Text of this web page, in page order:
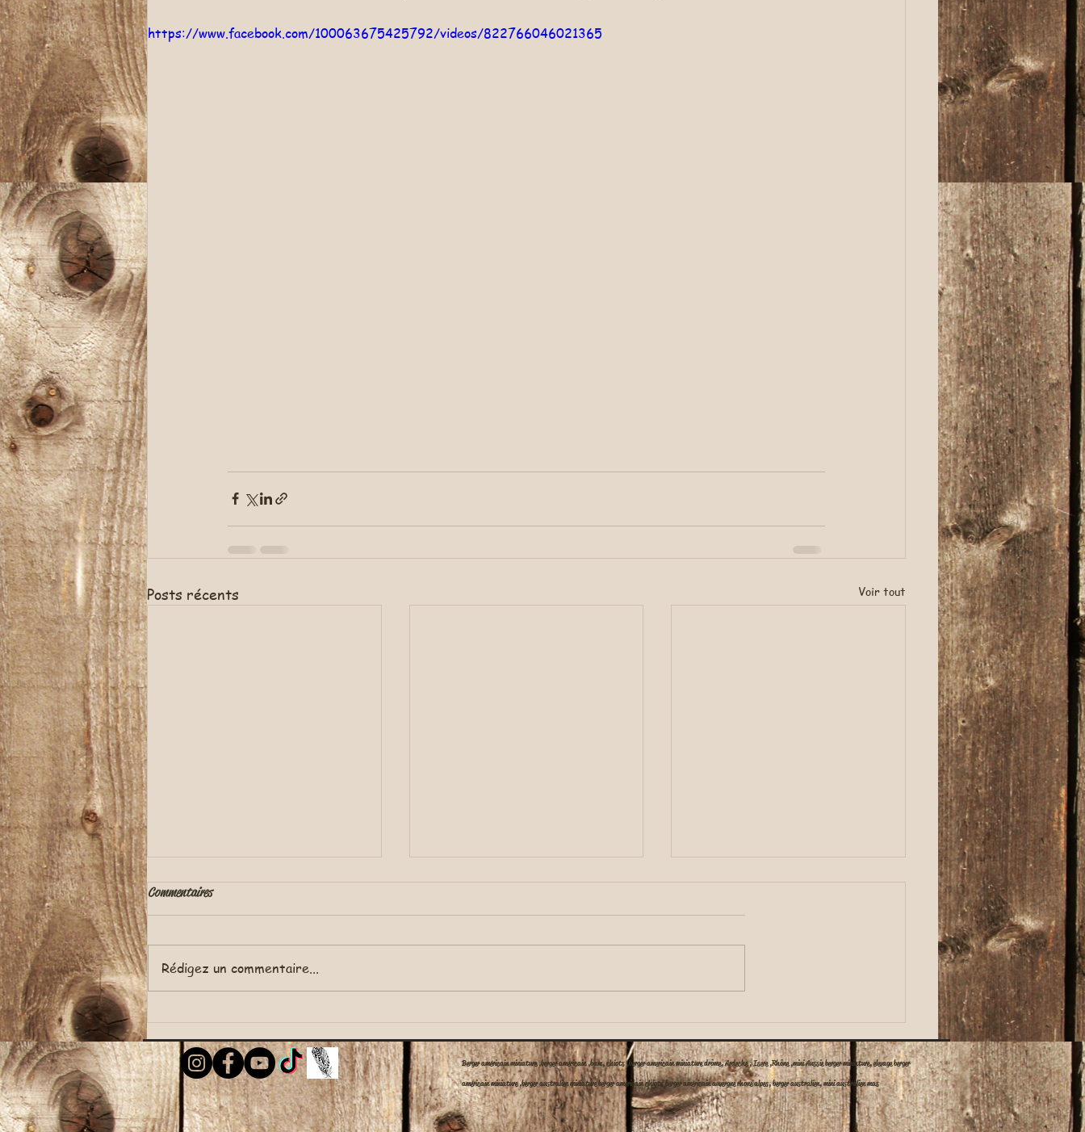
https://www.facebook.com/100063675425792/videos/822766046021365
Posts récents Voir tout
Combien de bébés pour nos mamans ? les chiots de jonelle
Nouvelles photos des chiots de Jonelle
Nouvelles photos des bibous de
Commentaires
Rédigez un commentaire...
Berger américain miniature ,berger américain ,bam, chiots ,berger americain miniature drôme, Ardeche , Isere ,Rhône ,mini Aussie berger miniature, elevage berger
américain miniature ,berger australien miniature berger américain chiots berger américain auvergne rhone alpes, berger australien, mini australien mas